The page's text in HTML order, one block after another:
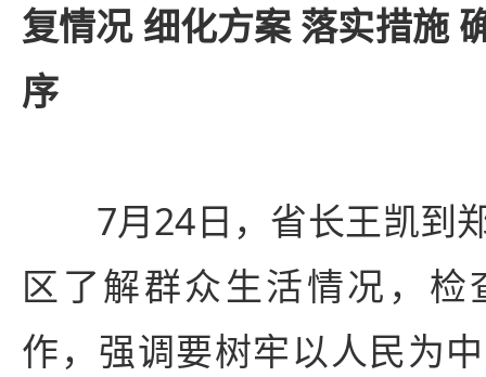
复情况 细化方案 落实措施
序
7月24日，省长王凯到
区了解群众生活情况，检
作，强调要树牢以人民为